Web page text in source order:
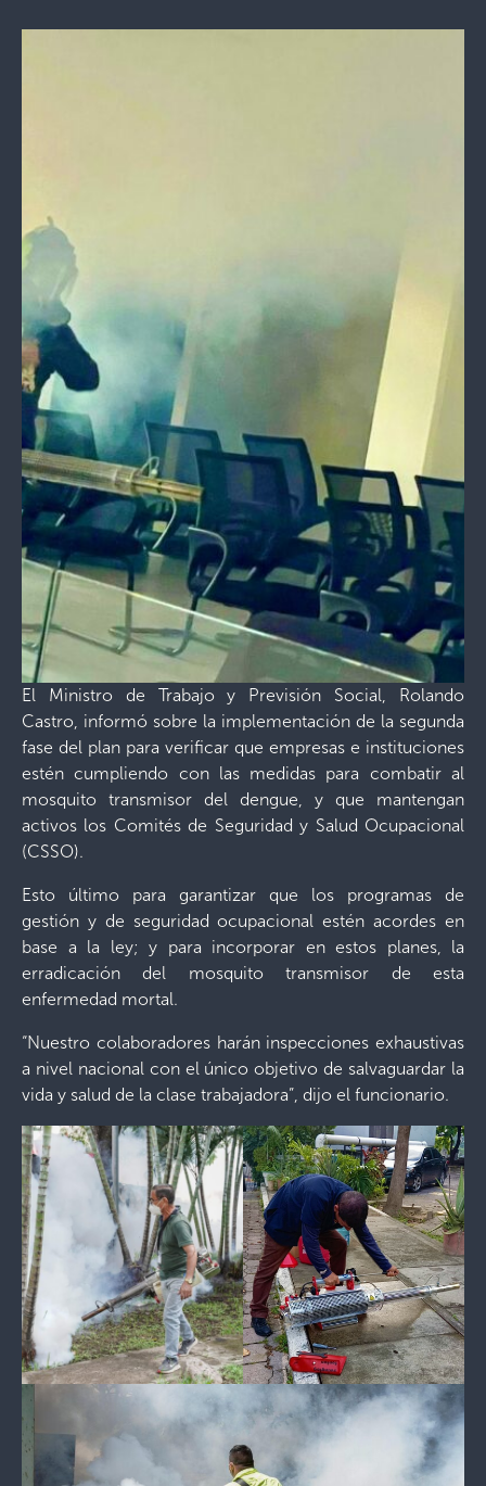
El Ministro de Trabajo y Previsión Social, Rolando
Castro, informó sobre la implementación de la segunda
fase del plan para verificar que empresas e instituciones
estén cumpliendo con las medidas para combatir al
mosquito transmisor del dengue, y que mantengan
activos los Comités de Seguridad y Salud Ocupacional
(CSSO).
Esto último para garantizar que los programas de
gestión y de seguridad ocupacional estén acordes en
base a la ley; y para incorporar en estos planes, la
erradicación del mosquito transmisor de esta
enfermedad mortal.
“Nuestro colaboradores harán inspecciones exhaustivas
a nivel nacional con el único objetivo de salvaguardar la
vida y salud de la clase trabajadora”, dijo el funcionario.